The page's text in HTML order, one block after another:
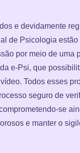
e devidamente
de Psicologia estão
por meio de uma
e-Psi, que
Todos esses
seguro de
se
e manter o